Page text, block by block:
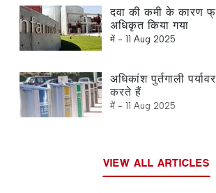
दवा की कमी के कारण
अधिकृत किया गया
में - 11 Aug 2025
अधिकांश पुर्तगाली
करते हैं
में - 11 Aug 2025
VIEW ALL ARTICLES